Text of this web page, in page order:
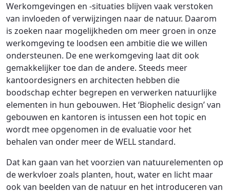
Werkomgevingen en -situaties blijven vaak verstoken
van invloeden of verwijzingen naar de natuur. Daarom
is zoeken naar mogelijkheden om meer groen in onze
werkomgeving te loodsen een ambitie die we willen
ondersteunen. De ene werkomgeving laat dit ook
gemakkelijker toe dan de andere. Steeds meer
kantoordesigners en architecten hebben die
boodschap echter begrepen en verwerken natuurlijke
elementen in hun gebouwen. Het ‘Biophelic design’ van
gebouwen en kantoren is intussen een hot topic en
wordt mee opgenomen in de evaluatie voor het
behalen van onder meer de WELL standard.
Dat kan gaan van het voorzien van natuurelementen op
de werkvloer zoals planten, hout, water en licht maar
ook van beelden van de natuur en het introduceren van